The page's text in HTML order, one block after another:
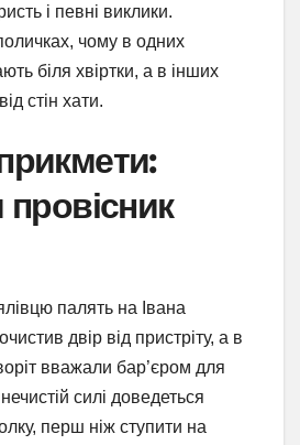
і певні виклики.
чому в одних
біля хвіртки, а в інших
стін хати.
провісник
палять на Івана
двір від пристріту, а в
вважали бар’єром для
силі доведеться
перш ніж ступити на